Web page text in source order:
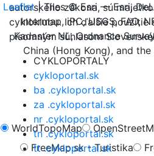
WorldTopoMap
FreeMap.sk - Turistika
Leaflet| Tiles © Esri — Esri,
Intermap, iPC, USGS, FAO,
Kadaster NL, Ordnance
China (Hong Kong), and
autorského zákona, sú
cykloklubu. Ich ďalšie použitie
písomným súhlasom
CYKLOPORTALY
cykloportal.sk
ba .cykloportal.sk
za .cykloportal.sk
nr .cykloportal.sk
tn .cykloportal.sk
tt .cykloportal.sk